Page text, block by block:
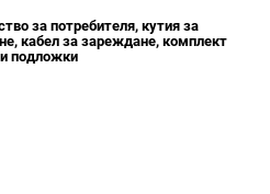
за потребителя, кутия за
кабел за зареждане, комплект
подложки